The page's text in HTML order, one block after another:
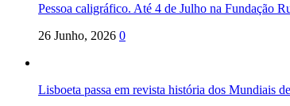
Pessoa caligráfico. Até 4 de Julho na Fundação
26 Junho, 2026 0
Lisboeta passa em revista história dos Mundiais